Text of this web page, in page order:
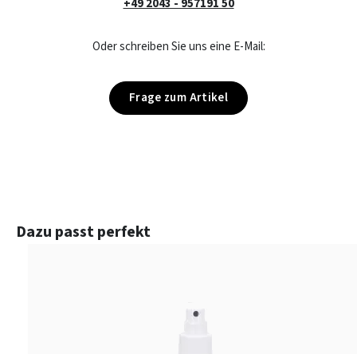
+49 2043 - 957191 50
Oder schreiben Sie uns eine E-Mail:
Frage zum Artikel
Produktgalerie überspringen
Dazu passt perfekt